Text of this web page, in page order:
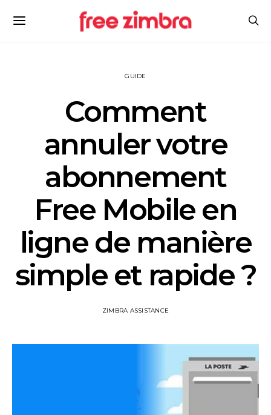
GUIDE
Comment
annuler votre
abonnement
Free Mobile en
ligne de manière
simple et rapide ?
ZIMBRA ASSISTANCE